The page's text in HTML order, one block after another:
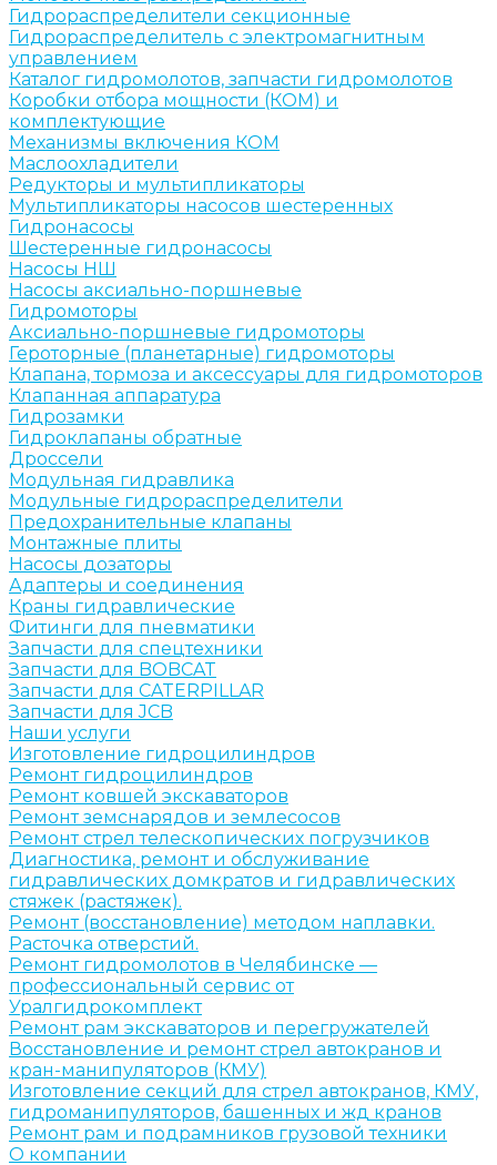
Гидрораспределители секционные
Гидрораспределитель с электромагнитным
управлением
Каталог гидромолотов, запчасти гидромолотов
Коробки отбора мощности (КОМ) и
комплектующие
Механизмы включения КОМ
Маслоохладители
Редукторы и мультипликаторы
Мультипликаторы насосов шестеренных
Гидронасосы
Шестеренные гидронасосы
Насосы НШ
Насосы аксиально-поршневые
Гидромоторы
Аксиально-поршневые гидромоторы
Героторные (планетарные) гидромоторы
Клапана, тормоза и аксессуары для гидромоторов
Клапанная аппаратура
Гидрозамки
Гидроклапаны обратные
Дроссели
Модульная гидравлика
Модульные гидрораспределители
Предохранительные клапаны
Монтажные плиты
Насосы дозаторы
Адаптеры и соединения
Краны гидравлические
Фитинги для пневматики
Запчасти для спецтехники
Запчасти для BOBCAT
Запчасти для CATERPILLAR
Запчасти для JCB
Наши услуги
Изготовление гидроцилиндров
Ремонт гидроцилиндров
Ремонт ковшей экскаваторов
Ремонт земснарядов и землесосов
Ремонт стрел телескопических погрузчиков
Диагностика, ремонт и обслуживание
гидравлических домкратов и гидравлических
стяжек (растяжек).
Ремонт (восстановление) методом наплавки.
Расточка отверстий.
Ремонт гидромолотов в Челябинске —
профессиональный сервис от
Уралгидрокомплект
Ремонт рам экскаваторов и перегружателей
Восстановление и ремонт стрел автокранов и
кран-манипуляторов (КМУ)
Изготовление секций для стрел автокранов, КМУ,
гидроманипуляторов, башенных и жд кранов
Ремонт рам и подрамников грузовой техники
О компании